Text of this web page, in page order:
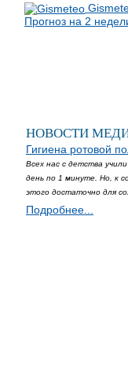
Прогноз на 2
НОВОСТИ
Гигиена ротовой
Всех нас с детства
день по 1 минуте. Но, к
этого достаточно для
Подробнее...